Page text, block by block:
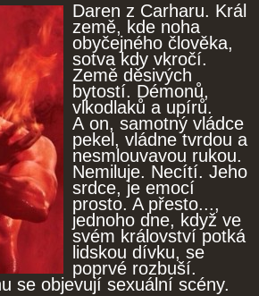
Daren z Carharu. Král
země, kde noha
obyčejného člověka,
sotva kdy vkročí.
Země děsivých
bytostí. Démonů,
vlkodlaků a upírů.
A on, samotný vládce
pekel, vládne tvrdou a
nesmlouvavou rukou.
Nemiluje. Necítí. Jeho
srdce, je emocí
prosto. A přesto...,
jednoho dne, když ve
svém království potká
lidskou dívku, se
poprvé rozbuší.
se objevují sexuální scény.